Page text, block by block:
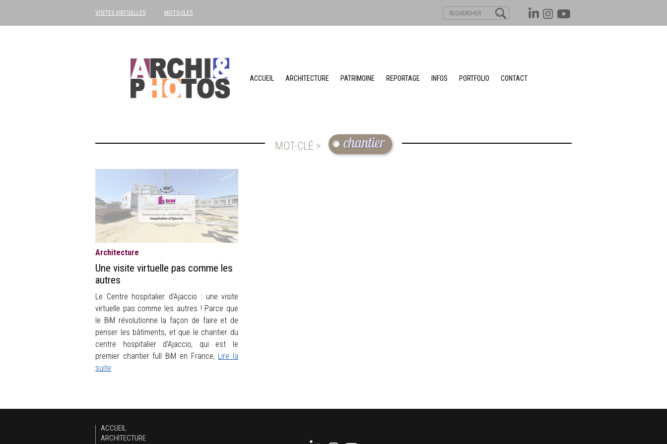
VISITES VIRTUELLES MOTS-CLES
ACCUEIL ARCHITECTURE PATRIMOINE REPORTAGE INFOS PORTFOLIO CONTACT
MOT-CLÉ > chantier
Architecture
Une visite virtuelle pas comme les
autres
Le Centre hospitalier d’Ajaccio : une visite
virtuelle pas comme les autres ! Parce que
le BiM révolutionne la façon de faire et de
penser les bâtiments, et que le chantier du
centre hospitalier d’Ajaccio, qui est le
premier chantier full BiM en France, Lire la
suite
ACCUEIL
ARCHITECTURE